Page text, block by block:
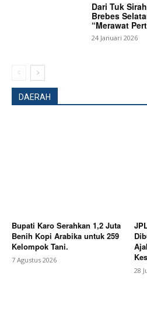
Dari Tuk
Brebes
“Merawat
24 Januari 2026
DAERAH
Bupati Karo Serahkan 1,2 Juta
Benih Kopi Arabika untuk 259
Kelompok Tani.
7 Agustus 2026
28